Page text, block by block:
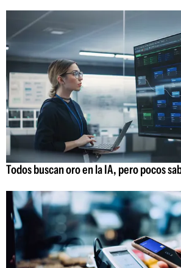
Todos buscan oro en la IA, pero pocos